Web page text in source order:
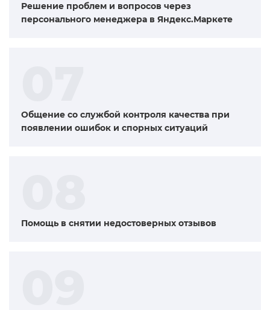
Решение проблем и вопросов через
персонального менеджера в Яндекс.Маркете
Общение со службой контроля качества при
появлении ошибок и спорных ситуаций
Помощь в снятии недостоверных отзывов